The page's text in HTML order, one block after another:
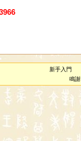
新手入門
鳴謝